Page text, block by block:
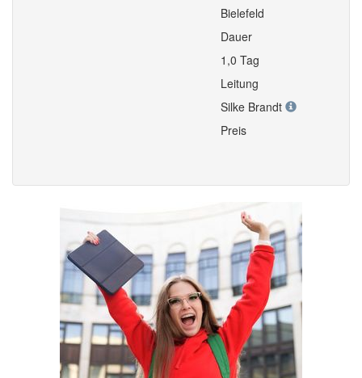
Bielefeld
Dauer
1,0 Tag
Leitung
Silke Brandt
Preis